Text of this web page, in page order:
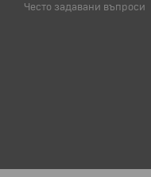
Често задавани въпроси